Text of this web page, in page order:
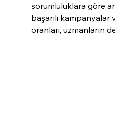
sorumluluklara göre
başarılı kampanyalar
oranları, uzmanların